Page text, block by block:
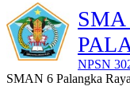
SMA
NPSN
SMAN 6 Palangka